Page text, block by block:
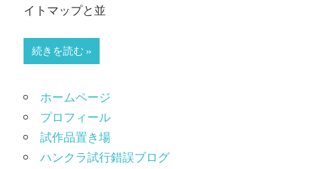
イトマップと並
続きを読む
ホームページ
プロフィール
試作品置き場
ハンクラ試行錯誤ブログ